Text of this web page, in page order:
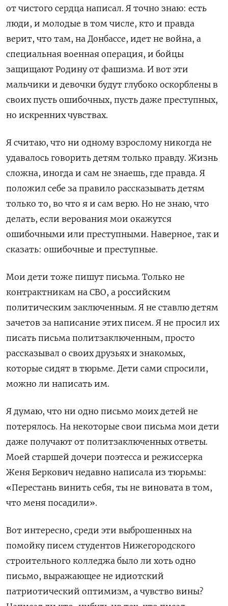
от чистого сердца написал. Я точно знаю: есть
люди, и молодые в том числе, кто и правда
верит, что там, на Донбассе, идет не война, а
специальная военная операция, и бойцы
защищают Родину от фашизма. И вот эти
мальчики и девочки будут глубоко оскорблены в
своих пусть ошибочных, пусть даже преступных,
но искренних чувствах.
Я считаю, что ни одному взрослому никогда не
удавалось говорить детям только правду. Жизнь
сложна, иногда и сам не знаешь, где правда. Я
положил себе за правило рассказывать детям
только то, во что я и сам верю. Но не знаю, что
делать, если верования мои окажутся
ошибочными или преступными. Наверное, так и
сказать: ошибочные и преступные.
Мои дети тоже пишут письма. Только не
контрактникам на СВО, а российским
политическим заключенным. Я не ставлю детям
зачетов за написание этих писем. Я не просил их
писать письма политзаключенным, просто
рассказывал о своих друзьях и знакомых,
которые сидят в тюрьме. Дети сами спросили,
можно ли написать им.
Я думаю, что ни одно письмо моих детей не
потерялось. На некоторые свои письма мои дети
даже получают от политзаключенных ответы.
Моей старшей дочери поэтесса и режиссерка
Женя Беркович недавно написала из тюрьмы:
«Перестань винить себя, ты не виновата в том,
что меня посадили».
Вот интересно, среди эти выброшенных на
помойку писем студентов Нижегородского
строительного колледжа было ли хоть одно
письмо, выражающее не идиотский
патриотический оптимизм, а чувство вины?